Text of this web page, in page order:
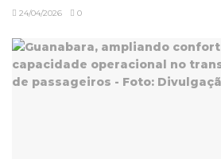
24/04/2026 0